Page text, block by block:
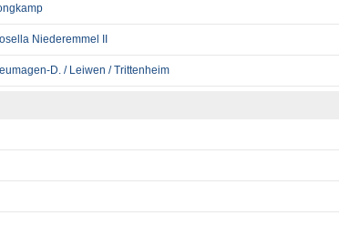
Niederemmel II
D. / Leiwen / Trittenheim